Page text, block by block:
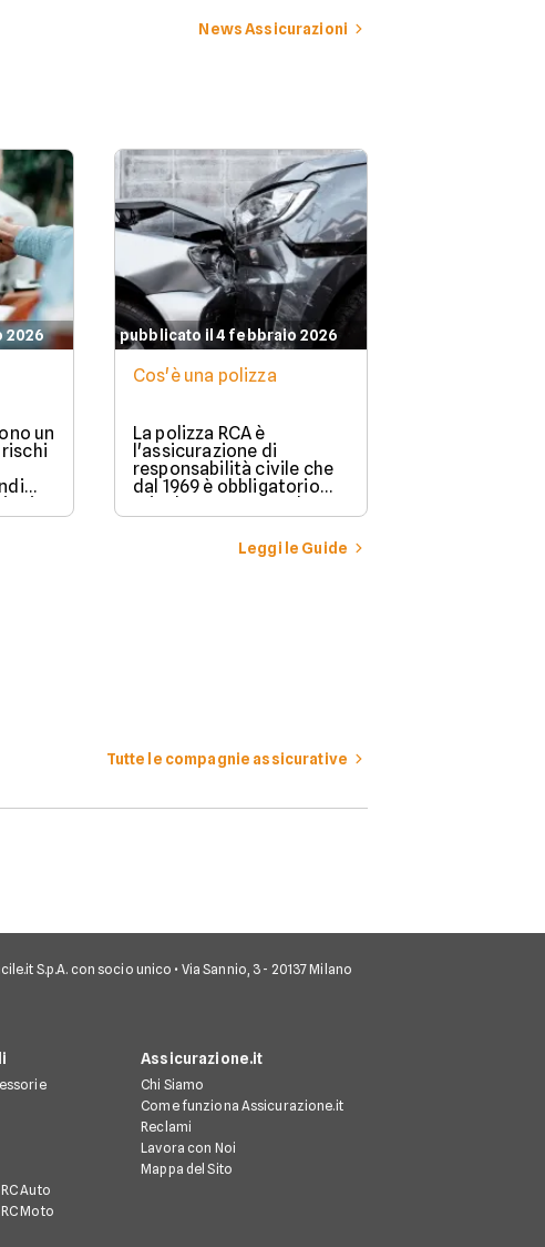
News Assicurazioni
2026
un
il
pubblicato il 4 febbraio 2026
Cos'è una polizza
La polizza RCA è
l'assicurazione di
responsabilità civile che
dal 1969 è obbligatorio
stipulare per possedere e
guidare in Italia un
veicolo a motore.Leggi le Guide
Tutte le compagnie assicurative
S.p.A. con socio unico • Via Sannio, 3 - 20137 Milano
Auto
Moto
Assicurazione.it
Chi Siamo
Come funziona Assicurazione.it
Reclami
Lavora con Noi
Mappa del Sito